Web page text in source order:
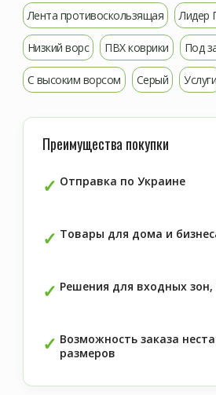
Лента противоскользящая Лидер
Низкий ворс ПВХ коврики Под
С высоким ворсом Серый Услуги
Преимущества покупки
Отправка по Украине
Товары для дома и
Решения для входных
Возможность заказа
размеров